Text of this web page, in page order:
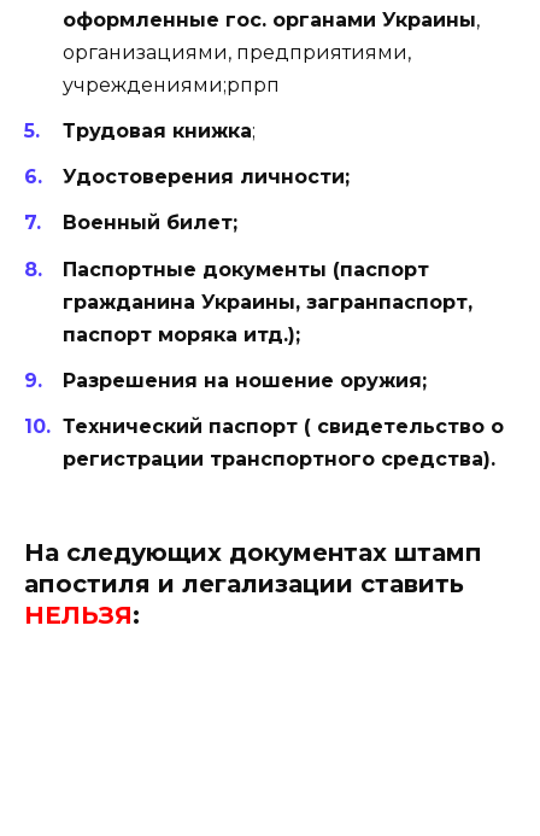
оформленные гос. органами Украины,
организациями, предприятиями,
учреждениями;рпрп
Трудовая книжка;
Удостоверения личности;
Военный билет;
Паспортные документы (паспорт
гражданина Украины, загранпаспорт,
паспорт моряка итд.);
Разрешения на ношение оружия;
Технический паспорт ( свидетельство о
регистрации транспортного средства).
На следующих документах штамп
апостиля и легализации ставить
НЕЛЬЗЯ: